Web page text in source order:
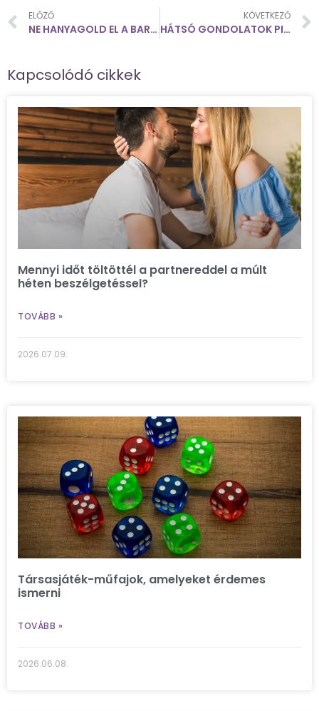
ELŐZŐ
NE HANYAGOLD EL A BARÁTAID
KÖVETKEZŐ
HÁTSÓ GONDOLATOK PIKÁNS TARTALOMMAL
Kapcsolódó cikkek
Mennyi időt töltöttél a partnereddel a múlt
héten beszélgetéssel?
TOVÁBB »
2026.07.09.
Társasjáték-műfajok, amelyeket érdemes
ismerni
TOVÁBB »
2026.06.08.